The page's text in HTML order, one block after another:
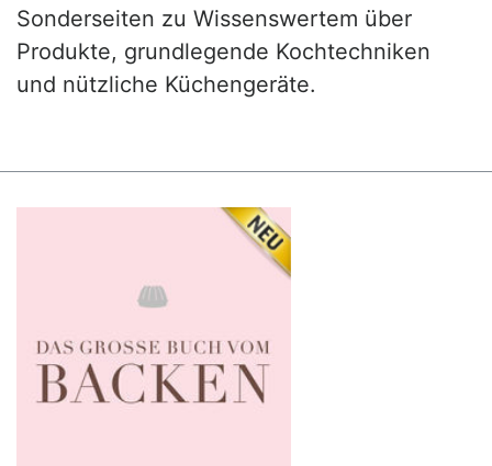
Sonderseiten zu Wissenswertem über
Produkte, grundlegende Kochtechniken
und nützliche Küchengeräte.